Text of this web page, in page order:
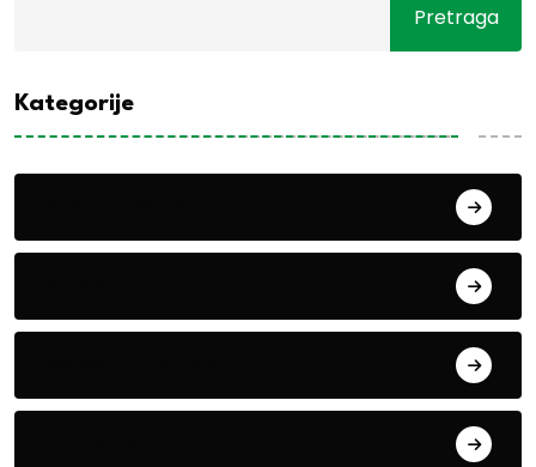
Pretraga
Kategorije